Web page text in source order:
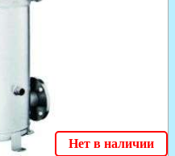
Нет в наличии